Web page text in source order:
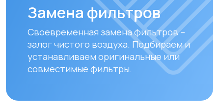
Оплата
Доставка осуществляется после
полной предоплаты заказа.